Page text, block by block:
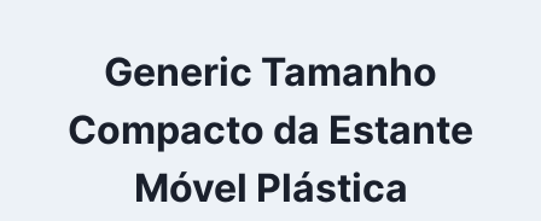
Generic Tamanho
Compacto da Estante
Móvel Plástica